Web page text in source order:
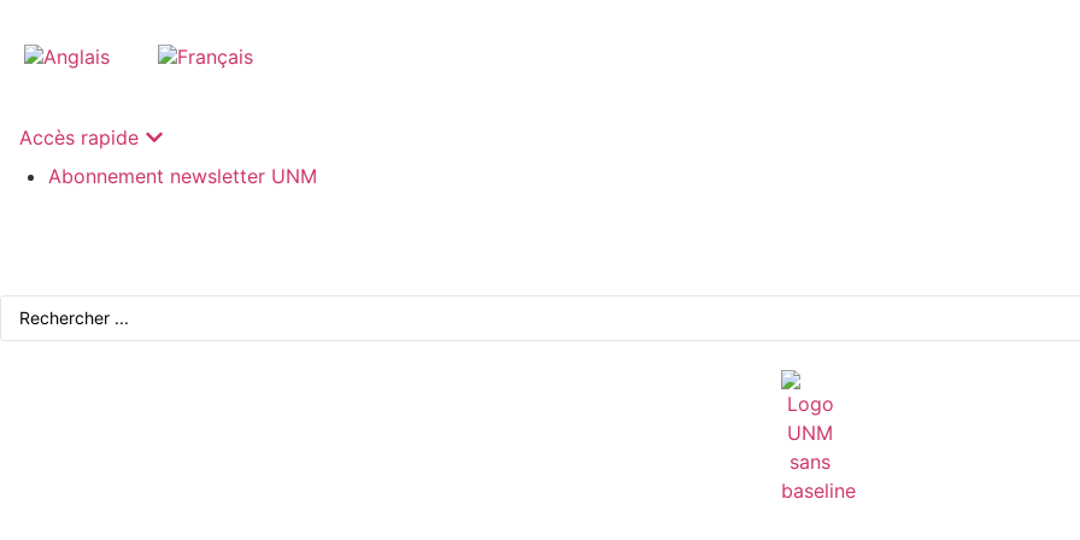
Accès rapide
Abonnement newsletter UNM